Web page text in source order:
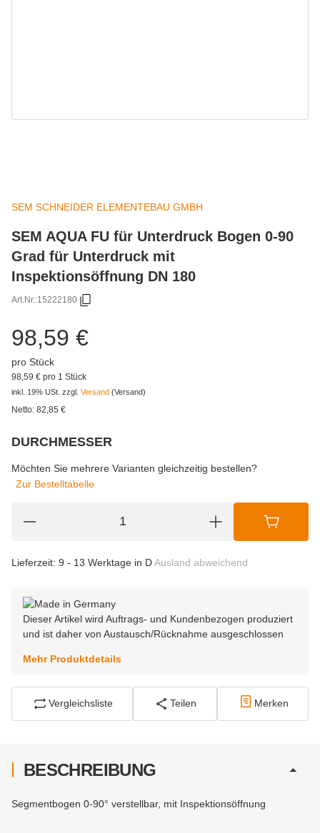
SEM SCHNEIDER ELEMENTEBAU GMBH
SEM AQUA FU für Unterdruck Bogen 0-90
Grad für Unterdruck mit
Inspektionsöffnung DN 180
Art.Nr.:15222180
98,59 €
pro Stück
98,59 € pro 1 Stück
inkl. 19% USt. zzgl. Versand (Versand)
Netto: 82,85 €
DURCHMESSER
Möchten Sie mehrere Varianten gleichzeitig bestellen?
Zur Bestelltabelle
Lieferzeit: 9 - 13 Werktage in DAusland abweichend
Dieser Artikel wird Auftrags- und Kundenbezogen produziert
und ist daher von Austausch/Rücknahme ausgeschlossen
Mehr Produktdetails
Vergleichsliste Teilen Merken
BESCHREIBUNG
Segmentbogen 0-90° verstellbar, mit Inspektionsöffnung